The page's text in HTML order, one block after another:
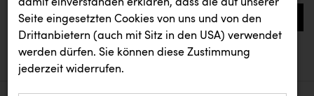
0
aktuelle aussendungen
aktuelle aussendungen
damit ein­ver­standen erklären, dass die auf unserer
Seite eingesetzten Cookies von uns und von den
Drittanbietern (auch mit Sitz in den USA) verwendet
werden dürfen. Sie können diese Zustimmung
jederzeit widerrufen.